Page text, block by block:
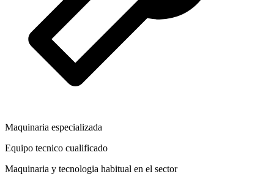
Maquinaria especializada
Equipo tecnico cualificado
Maquinaria y tecnologia habitual en el sector